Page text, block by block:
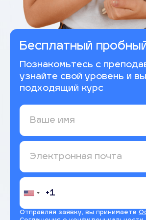
Бесплатный
Познакомьтесь с
узнайте свой уровень и
подходящий курс
Отправляя заявку, вы принимаете